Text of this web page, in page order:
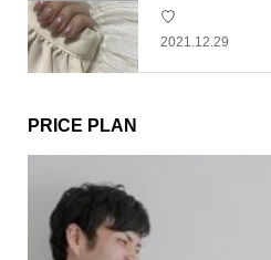
♡
2021.12.29
PRICE PLAN